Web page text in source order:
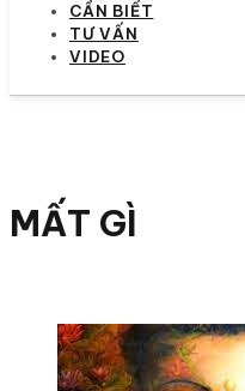
CẦN BIẾT
TƯ VẤN
VIDEO
MẤT GÌ